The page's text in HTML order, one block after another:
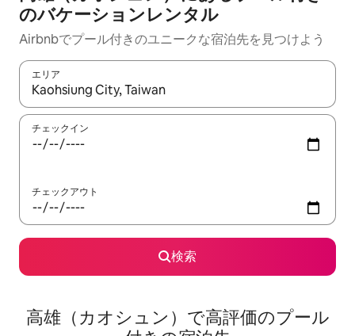
のバケーションレンタル
Airbnbでプール付きのユニークな宿泊先を見つけよう
エリア
検索結果が表示されたら、上下の矢印キーを使って移動するか
チェックイン
チェックアウト
検索
高雄（カオシュン）で高評価のプール